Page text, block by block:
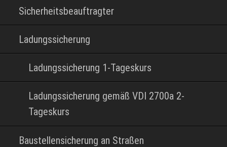
Sicherheitsbeauftragter
Ladungssicherung
Ladungssicherung 1-Tageskurs
Ladungssicherung gemäß VDI 2700a 2-
Tageskurs
Baustellensicherung an Straßen